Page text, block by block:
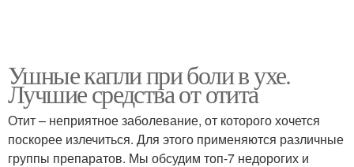
Ушные капли при боли в ухе.
Лучшие средства от отита
Отит – неприятное заболевание, от которого хочется
поскорее излечиться. Для этого применяются различные
группы препаратов. Мы обсудим топ-7 недорогих и